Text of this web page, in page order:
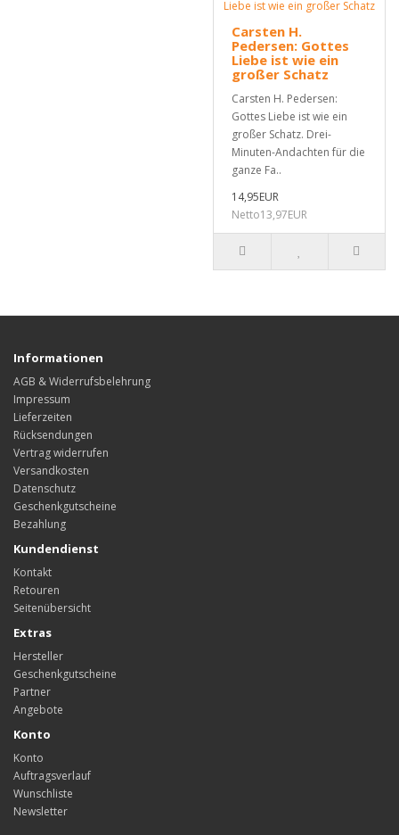
Carsten H.
Pedersen: Gottes
Liebe ist wie ein
großer Schatz
Carsten H. Pedersen:
Gottes Liebe ist wie ein
großer Schatz. Drei-
Minuten-Andachten für die
ganze Fa..
14,95EUR
Netto13,97EUR
Informationen
AGB & Widerrufsbelehrung
Impressum
Lieferzeiten
Rücksendungen
Vertrag widerrufen
Versandkosten
Datenschutz
Geschenkgutscheine
Bezahlung
Kundendienst
Kontakt
Retouren
Seitenübersicht
Extras
Hersteller
Geschenkgutscheine
Partner
Angebote
Konto
Konto
Auftragsverlauf
Wunschliste
Newsletter